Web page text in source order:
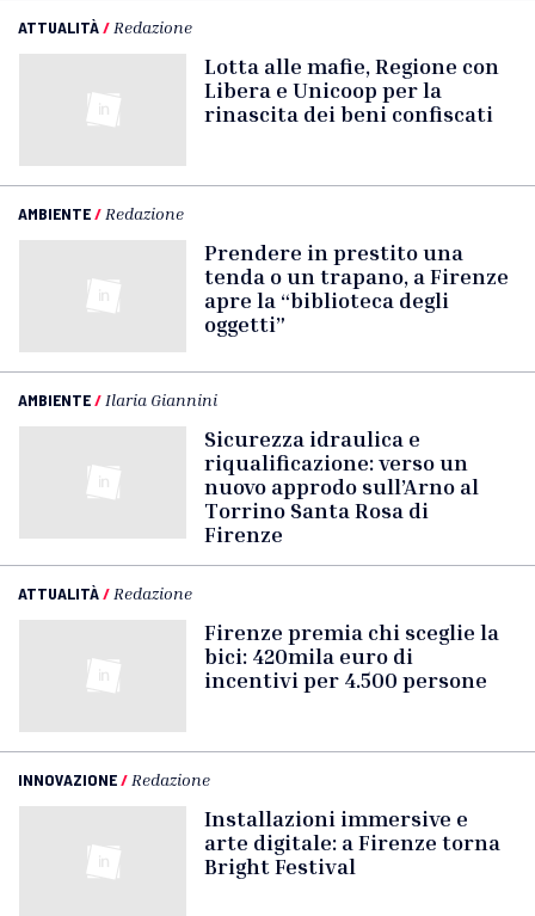
ATTUALITÀ/ Redazione
Lotta alle mafie, Regione con
Libera e Unicoop per la
rinascita dei beni confiscati
AMBIENTE/ Redazione
Prendere in prestito una
tenda o un trapano, a Firenze
apre la “biblioteca degli
oggetti”
AMBIENTE/ Ilaria Giannini
Sicurezza idraulica e
riqualificazione: verso un
nuovo approdo sull’Arno al
Torrino Santa Rosa di
Firenze
ATTUALITÀ/ Redazione
Firenze premia chi sceglie la
bici: 420mila euro di
incentivi per 4.500 persone
INNOVAZIONE/ Redazione
Installazioni immersive e
arte digitale: a Firenze torna
Bright Festival